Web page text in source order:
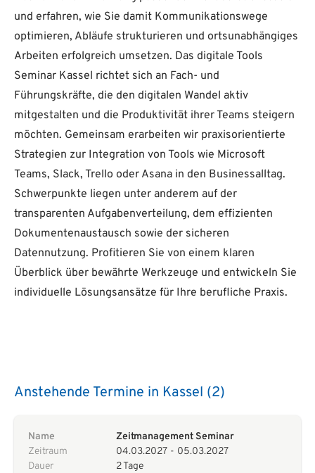
und erfahren, wie Sie damit Kommunikationswege
optimieren, Abläufe strukturieren und ortsunabhängiges
Arbeiten erfolgreich umsetzen. Das digitale Tools
Seminar Kassel richtet sich an Fach- und
Führungskräfte, die den digitalen Wandel aktiv
mitgestalten und die Produktivität ihrer Teams steigern
möchten. Gemeinsam erarbeiten wir praxisorientierte
Strategien zur Integration von Tools wie Microsoft
Teams, Slack, Trello oder Asana in den Businessalltag.
Schwerpunkte liegen unter anderem auf der
transparenten Aufgabenverteilung, dem effizienten
Dokumentenaustausch sowie der sicheren
Datennutzung. Profitieren Sie von einem klaren
Überblick über bewährte Werkzeuge und entwickeln Sie
individuelle Lösungsansätze für Ihre berufliche Praxis.
Anstehende Termine in Kassel (2)
Name
Zeitmanagement Seminar
Zeitraum
04.03.2027 - 05.03.2027
Dauer
2 Tage